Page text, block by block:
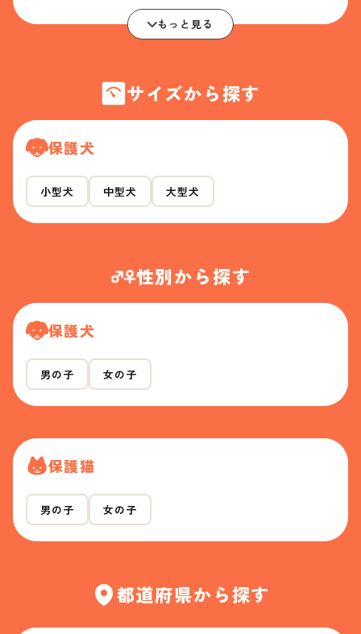
もっと見る
サイズから探す
保護犬
小型犬 中型犬 大型犬
性別から探す
保護犬
男の子 女の子
保護猫
男の子 女の子
都道府県から探す